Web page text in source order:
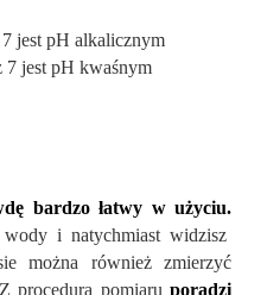
jest pH alkalicznym
7 jest pH kwaśnym
bardzo łatwy w użyciu.
i natychmiast widzisz
można również zmierzyć
procedurą pomiaru poradzi